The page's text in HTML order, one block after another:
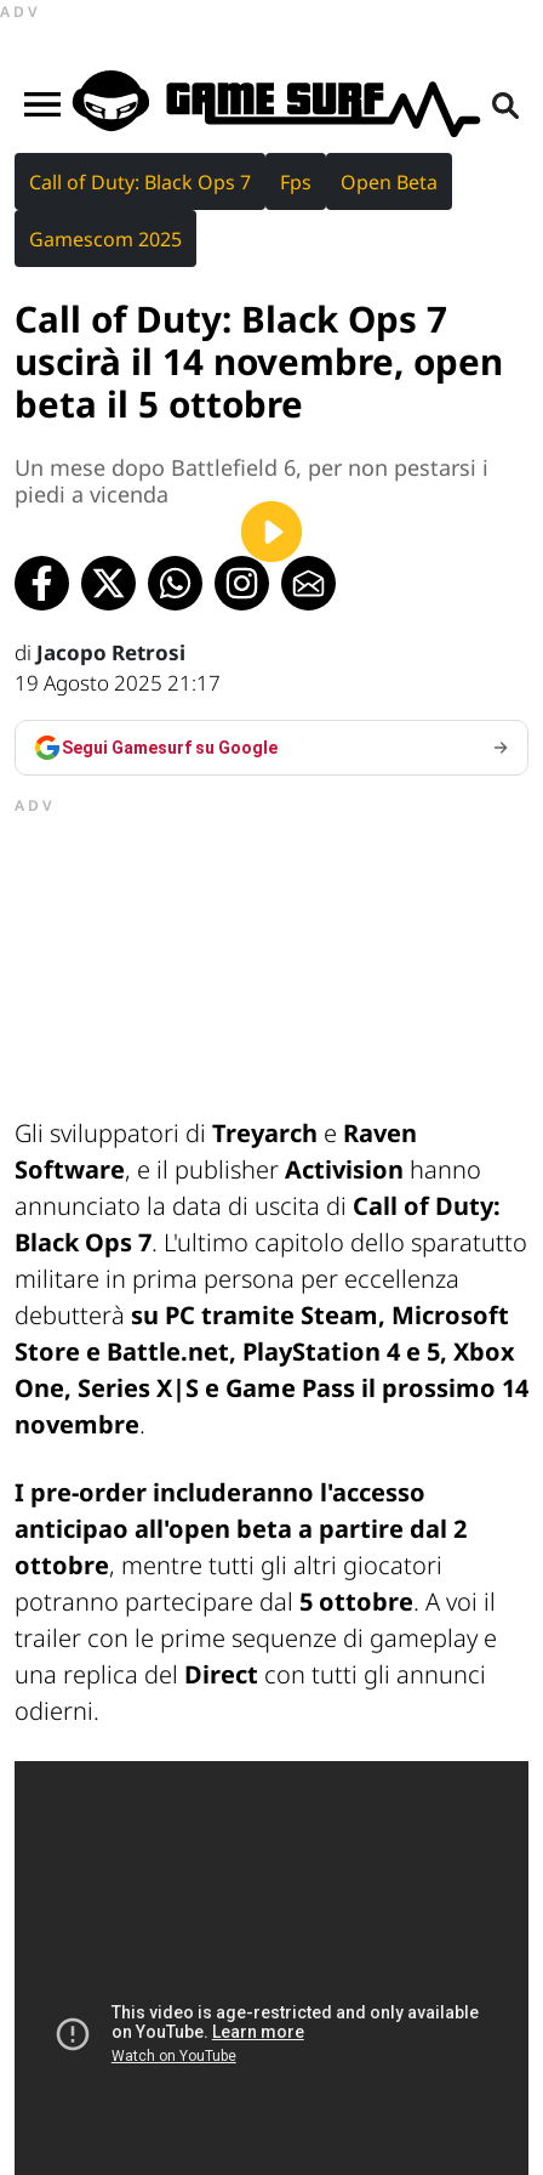
ADV
Call of Duty: Black Ops 7 Fps Open Beta
Gamescom 2025
Call of Duty: Black Ops 7
uscirà il 14 novembre, open
beta il 5 ottobre
Un mese dopo Battlefield 6, per non pestarsi i
piedi a vicenda
di Jacopo Retrosi
19 Agosto 2025 21:17
Segui Gamesurf su Google
ADV
Gli sviluppatori di Treyarch e Raven
Software, e il publisherActivision hanno
annunciato la data di uscita di Call of Duty:
Black Ops 7. L'ultimo capitolo dello sparatutto
militare in prima persona per eccellenza
debutterà su PC tramite Steam, Microsoft
Store e Battle.net, PlayStation 4 e 5, Xbox
One, Series X|S e Game Pass il prossimo 14
novembre.
I pre-order includeranno l'accesso
anticipao all'open beta a partire dal 2
ottobre, mentre tutti gli altri giocatori
potranno partecipare dal 5 ottobre. A voi il
trailer con le prime sequenze di gameplay e
una replica del Direct con tutti gli annunci
odierni.